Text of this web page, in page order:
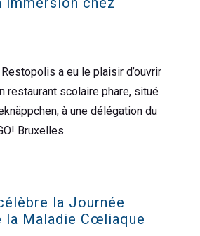
a eu le plaisir d’ouvrir
restaurant scolaire phare, situé
à une délégation du
Bruxelles.
la Journée
la Maladie Cœliaque